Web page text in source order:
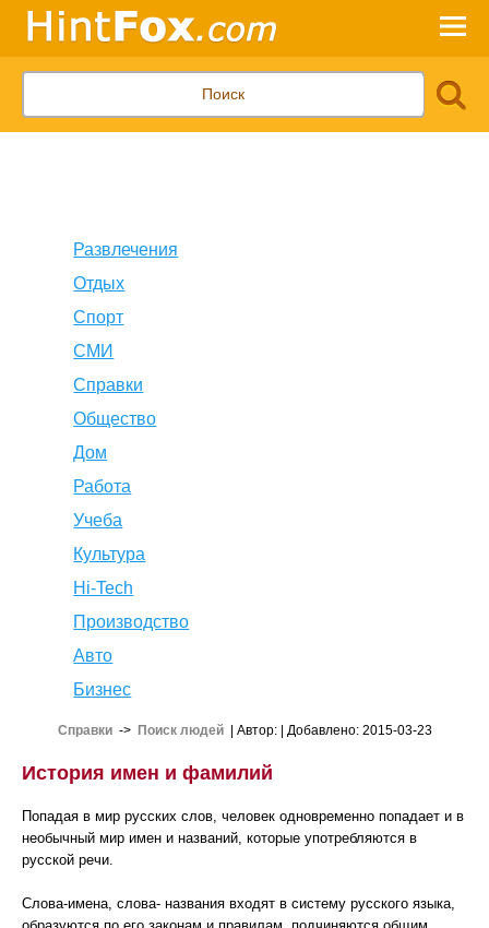
Развлечения
Отдых
Спорт
СМИ
Справки
Общество
Дом
Работа
Учеба
Культура
Hi-Tech
Производство
Авто
Бизнес
Справки-> Поиск людей| Автор: | Добавлено: 2015-03-23
История имен и фамилий
Попадая в мир русских слов, человек одновременно попадает и в
необычный мир имен и названий, которые употребляются в
русской речи.
Слова-имена, слова- названия входят в систему русского языка,